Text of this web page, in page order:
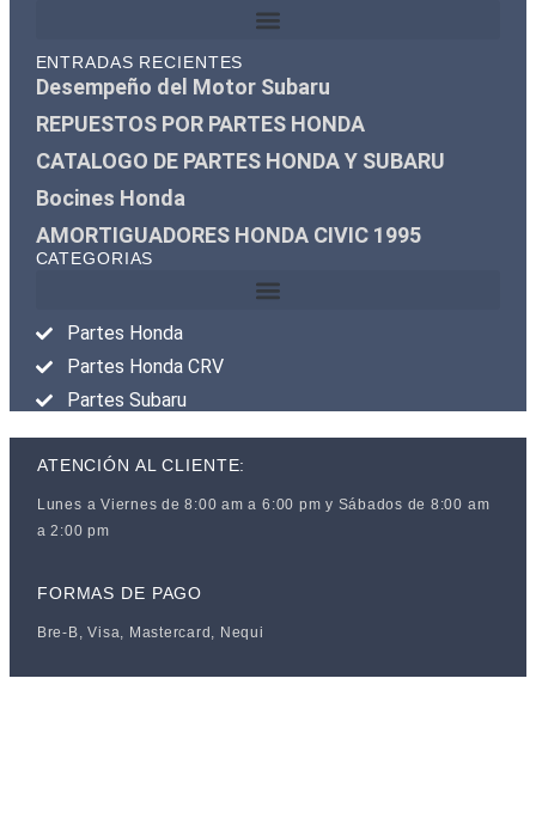
ENTRADAS RECIENTES
Desempeño del Motor Subaru
REPUESTOS POR PARTES HONDA
CATALOGO DE PARTES HONDA Y SUBARU
Bocines Honda
AMORTIGUADORES HONDA CIVIC 1995
CATEGORIAS
Partes Honda
Partes Honda CRV
Partes Subaru
ATENCIÓN AL CLIENTE:
Lunes a Viernes de 8:00 am a 6:00 pm y Sábados de 8:00 am
a 2:00 pm
FORMAS DE PAGO
Bre-B, Visa, Mastercard, Nequi